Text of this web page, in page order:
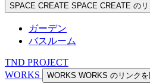
SPACE CREATE SPACE CREATE の
ガーデン
バスルーム
TND PROJECT
WORKS
WORKS WORKS のリンクを